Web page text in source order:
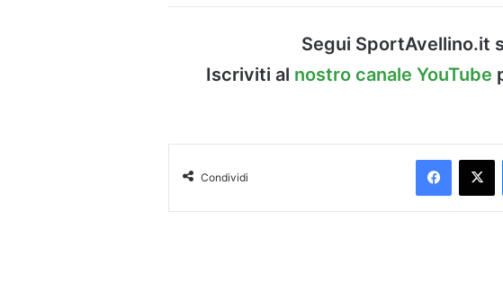
Segui SportAvellino.it
Iscriviti al nostro canale YouTube
Condividi
X